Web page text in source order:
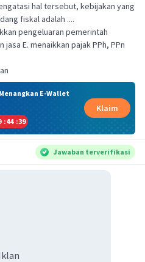
hal tersebut, kebijakan yang
fiskal adalah ....
pengeluaran pemerintah
E. menaikkan pajak PPh, PPn
E-Wallet
:44 :39
Klaim
Jawaban terverifikasi